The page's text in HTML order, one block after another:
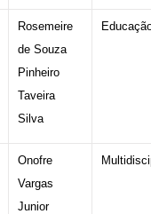
Rosemeire
de Souza
Pinheiro
Taveira
Silva
Onofre
Vargas
Junior